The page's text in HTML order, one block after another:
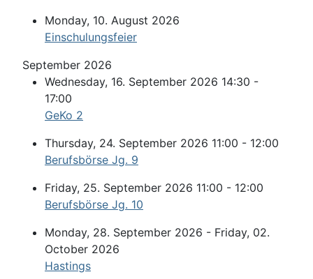
Monday, 10. August 2026
Einschulungsfeier
September 2026
Wednesday, 16. September 2026 14:30 -
17:00
GeKo 2
Thursday, 24. September 2026 11:00 - 12:00
Berufsbörse Jg. 9
Friday, 25. September 2026 11:00 - 12:00
Berufsbörse Jg. 10
Monday, 28. September 2026 - Friday, 02.
October 2026
Hastings